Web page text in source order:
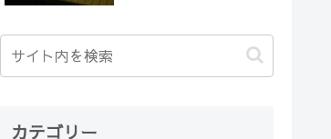
カテゴリー